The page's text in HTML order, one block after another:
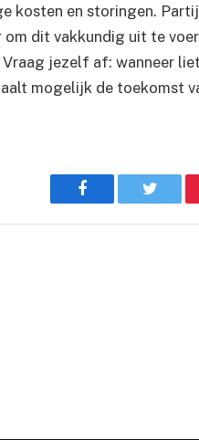
kosten en storingen.
dit vakkundig uit te
Vraag jezelf af: wanneer
mogelijk de toekomst
Facebook Twitter